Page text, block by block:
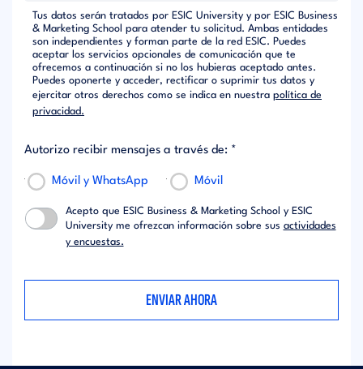
Tus datos serán tratados por ESIC University y por ESIC Business
& Marketing School para atender tu solicitud. Ambas entidades
son independientes y forman parte de la red ESIC. Puedes
aceptar los servicios opcionales de comunicación que te
ofrecemos a continuación si no los hubieras aceptado antes.
Puedes oponerte y acceder, rectificar o suprimir tus datos y
ejercitar otros derechos como se indica en nuestra política de
privacidad.
Autorizo recibir mensajes a través de: *
Móvil y WhatsApp Móvil
Acepto que ESIC Business & Marketing School y ESIC
University me ofrezcan información sobre sus actividades
y encuestas.